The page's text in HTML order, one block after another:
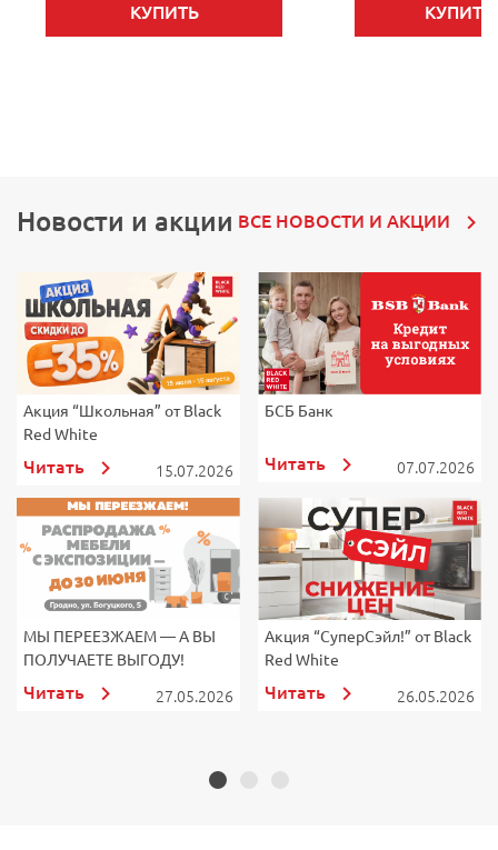
КУПИТЬ КУПИТЬ
Новости и акции ВСЕ НОВОСТИ И АКЦИИ
Акция “Школьная” от Black
Red White
Читать 15.07.2026
БСБ Банк
Читать 07.07.2026
МЫ ПЕРЕЕЗЖАЕМ — А ВЫ
ПОЛУЧАЕТЕ ВЫГОДУ!
Читать 27.05.2026
Акция “СуперСэйл!” от Black
Red White
Читать 26.05.2026